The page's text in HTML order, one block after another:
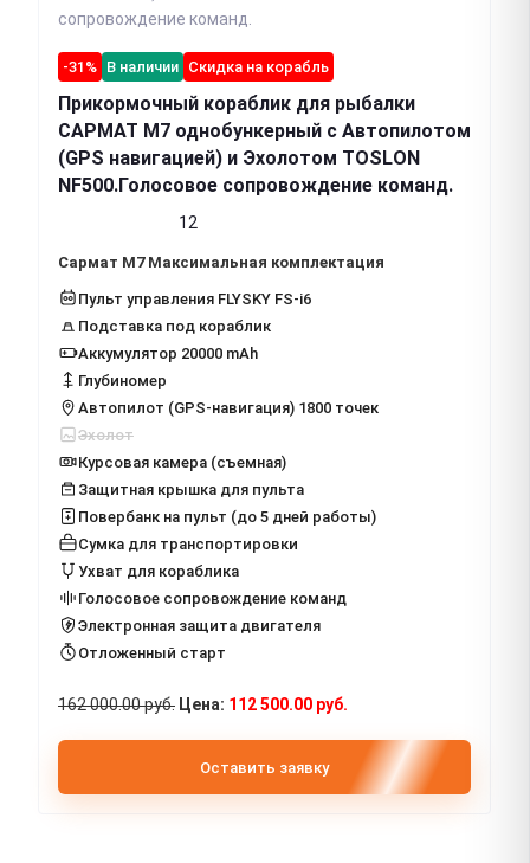
-31% В наличии Скидка на корабль
Прикормочный кораблик для рыбалки
САРМАТ М7 однобункерный с Автопилотом
(GPS навигацией) и Эхолотом TOSLON
NF500.Голосовое сопровождение команд.
12
Сармат М7 Максимальная комплектация
Пульт управления FLYSKY FS-i6
Подставка под кораблик
Аккумулятор 20000 mAh
Глубиномер
Автопилот (GPS-навигация) 1800 точек
Эхолот
Курсовая камера (съемная)
Защитная крышка для пульта
Повербанк на пульт (до 5 дней работы)
Сумка для транспортировки
Ухват для кораблика
Голосовое сопровождение команд
Электронная защита двигателя
Отложенный старт
162 000.00 руб. 112 500.00 руб.
Оставить заявку